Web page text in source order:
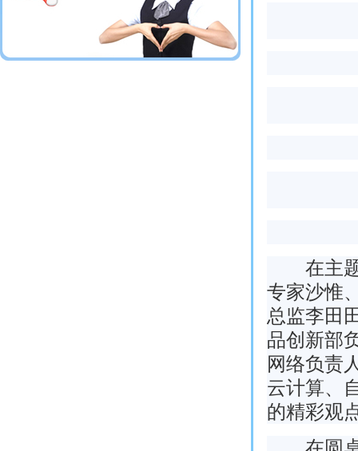
在主题
专家沙惟
总监李田
品创新部
网络负责
云计算、
的精彩观